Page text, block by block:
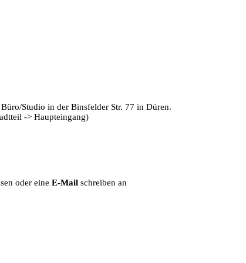
Studio in der Binsfelder Str. 77 in Düren.
-> Haupteingang)
oder eine E-Mail schreiben an